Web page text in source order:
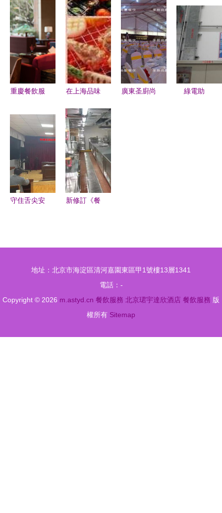
2800，為
何年輕人仍
蜂擁而至？
——老板揭
秘背后的生
存智慧
務員與流水
線的抉擇，
何者更優？
飲與餐廚用
品展覽會
聚焦餐飲服
務創新
業承包飯
堂，打造企
業餐飲新標
桿
重慶餐飲服
提升服務質
量與文化品
在上海品味
別墅聚會遇
上專業戶外
烤宴，團隊
歡聚當然要
盡興
廣東圣廚尚
綠電助
守住舌尖安
服務單位食
會
新修訂《餐
如何解讀餐
地址：北京市海淀區清河嘉園東區甲1號樓13層1341
電話：-
Copyright © 2026 m.astyd.cn 餐飲服務 北京珺宇達欣酒店 餐飲服務 版
權所有 Sitemap